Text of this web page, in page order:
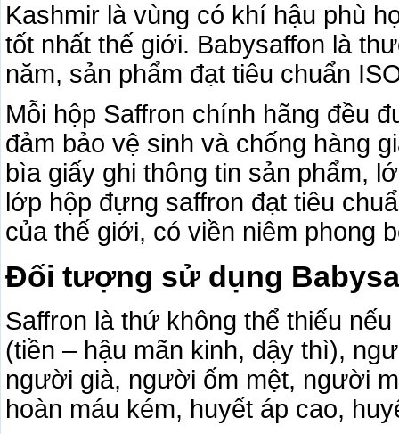
Kashmir là vùng có khí hậu phù
tốt nhất thế giới. Babysaffon là
năm, sản phẩm đạt tiêu chuẩn
Mỗi hộp Saffron chính hãng đều
đảm bảo vệ sinh và chống hàng
bìa giấy ghi thông tin sản phẩm,
lớp hộp đựng saffron đạt tiêu
của thế giới, có viền niêm phong
Đối tượng sử dụng
Saffron là thứ không thể thiếu
(tiền – hậu mãn kinh, dậy thì),
người già, người ốm mệt, người
hoàn máu kém, huyết áp cao,